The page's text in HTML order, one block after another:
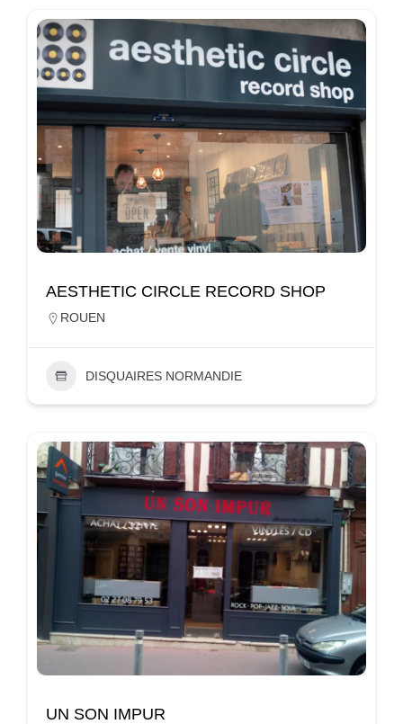
AESTHETIC CIRCLE RECORD SHOP
ROUEN
DISQUAIRES NORMANDIE
UN SON IMPUR